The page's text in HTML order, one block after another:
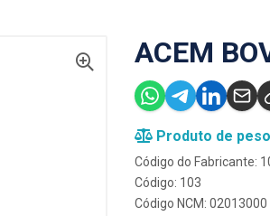
ACEM
Produto de
Código do Fabricante:
Código: 103
Código NCM: 02013000